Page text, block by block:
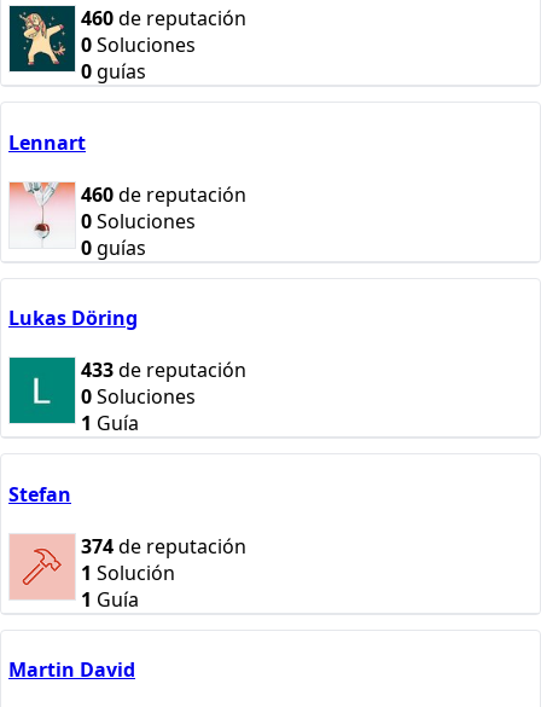
460de reputación
0Soluciones
0guías
Lennart
460de reputación
0Soluciones
0guías
Lukas Döring
433de reputación
0Soluciones
1 Guía
Stefan
374de reputación
1 Solución
1 Guía
Martin David